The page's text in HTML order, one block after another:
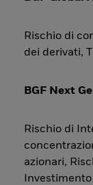
Rischio di
dei derivati,
BGF Next
Rischio di
azionari,